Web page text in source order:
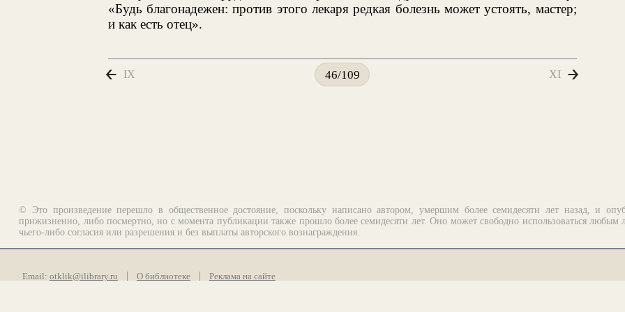
«Будь благонадежен: против этого лекаря редкая болезнь может устоять, мастер;
и как есть отец».
IX 46/109 XI
© Это произведение перешло в общественное достояние, поскольку написано автором, умершим более семидесяти лет назад, и
прижизненно, либо посмертно, но с момента публикации также прошло более семидесяти лет. Оно может свободно использоваться любым
чьего-либо согласия или разрешения и без выплаты авторского вознаграждения.
Email: otklik@ilibrary.ru О библиотеке Реклама на сайте